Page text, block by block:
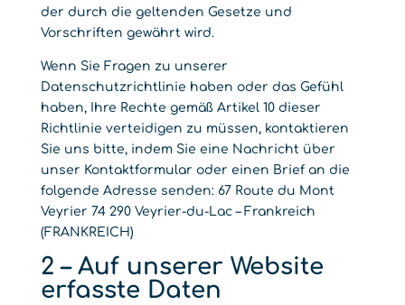
der durch die geltenden Gesetze und
Vorschriften gewährt wird.
Wenn Sie Fragen zu unserer
Datenschutzrichtlinie haben oder das Gefühl
haben, Ihre Rechte gemäß Artikel 10 dieser
Richtlinie verteidigen zu müssen, kontaktieren
Sie uns bitte, indem Sie eine Nachricht über
unser Kontaktformular oder einen Brief an die
folgende Adresse senden: 67 Route du Mont
Veyrier 74 290 Veyrier-du-Lac – Frankreich
(FRANKREICH)
2 – Auf unserer Website
erfasste Daten